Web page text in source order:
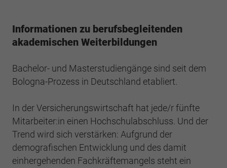
Informationen zu berufsbegleitenden
akademischen Weiterbildungen
Bachelor- und Masterstudiengänge sind seit dem
Bologna-Prozess in Deutschland etabliert.
In der Versicherungswirtschaft hat jede/r fünfte
Mitarbeiter:in einen Hochschulabschluss. Und der
Trend wird sich verstärken: Aufgrund der
demografischen Entwicklung und des damit
einhergehenden Fachkräftemangels steht ein
Anbieter BWV Verband
Zweck
Dieses Cookie wird verwendet, um Ihre
Name SgCookieOptin.lastPreferences
Anbieter BWV Verband
Google Analytics
Anbieter Google Analytics
Laufzeit 2 Jahre
Zweck
Registriert eine eindeutige ID, die verwendet
wird, um statistische Daten dazu, wie der
Besucher die Website nutzt, zu generieren.